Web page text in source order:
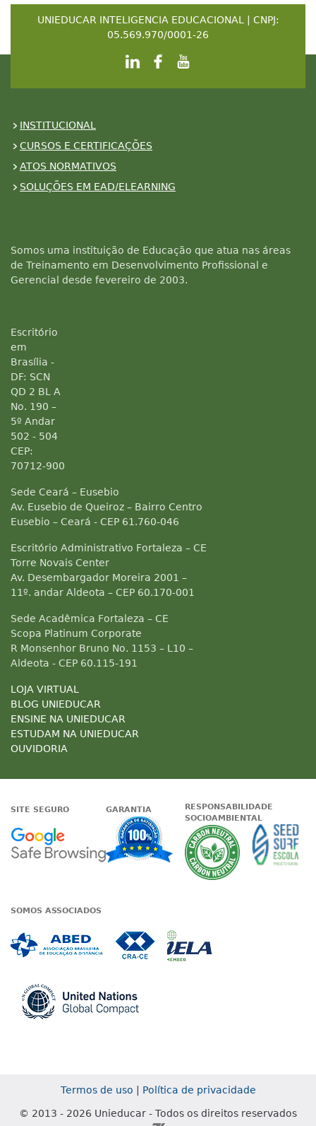
UNIEDUCAR INTELIGENCIA EDUCACIONAL | CNPJ:
05.569.970/0001-26
INSTITUCIONAL
CURSOS E CERTIFICAÇÕES
ATOS NORMATIVOS
SOLUÇÕES EM EAD/ELEARNING
Somos uma instituição de Educação que atua nas áreas
de Treinamento em Desenvolvimento Profissional e
Gerencial desde fevereiro de 2003.
Escritório
em
Brasília -
DF: SCN
QD 2 BL A
No. 190 –
5º Andar
502 - 504
CEP:
70712-900
Sede Ceará – Eusebio
Av. Eusebio de Queiroz – Bairro Centro
Eusebio – Ceará - CEP 61.760-046
Escritório Administrativo Fortaleza – CE
Torre Novais Center
Av. Desembargador Moreira 2001 –
11º. andar Aldeota – CEP 60.170-001
Sede Acadêmica Fortaleza – CE
Scopa Platinum Corporate
R Monsenhor Bruno No. 1153 – L10 –
Aldeota - CEP 60.115-191
LOJA VIRTUAL
BLOG UNIEDUCAR
ENSINE NA UNIEDUCAR
ESTUDAM NA UNIEDUCAR
OUVIDORIA
SITE SEGURO
Google - Status do site no
GARANTIA
Garantia de
RESPONSABILIDADE
SOCIOAMBIENTAL
A
SOMOS ASSOCIADOS
Termos de uso Política de privacidade
© 2013 - 2026 Unieducar - Todos os direitos reservados